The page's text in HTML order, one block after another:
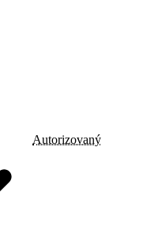
Autorizovaný